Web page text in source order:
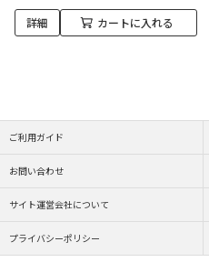
詳細 カートに入れる
ご利用ガイド
お問い合わせ
サイト運営会社について
プライバシーポリシー